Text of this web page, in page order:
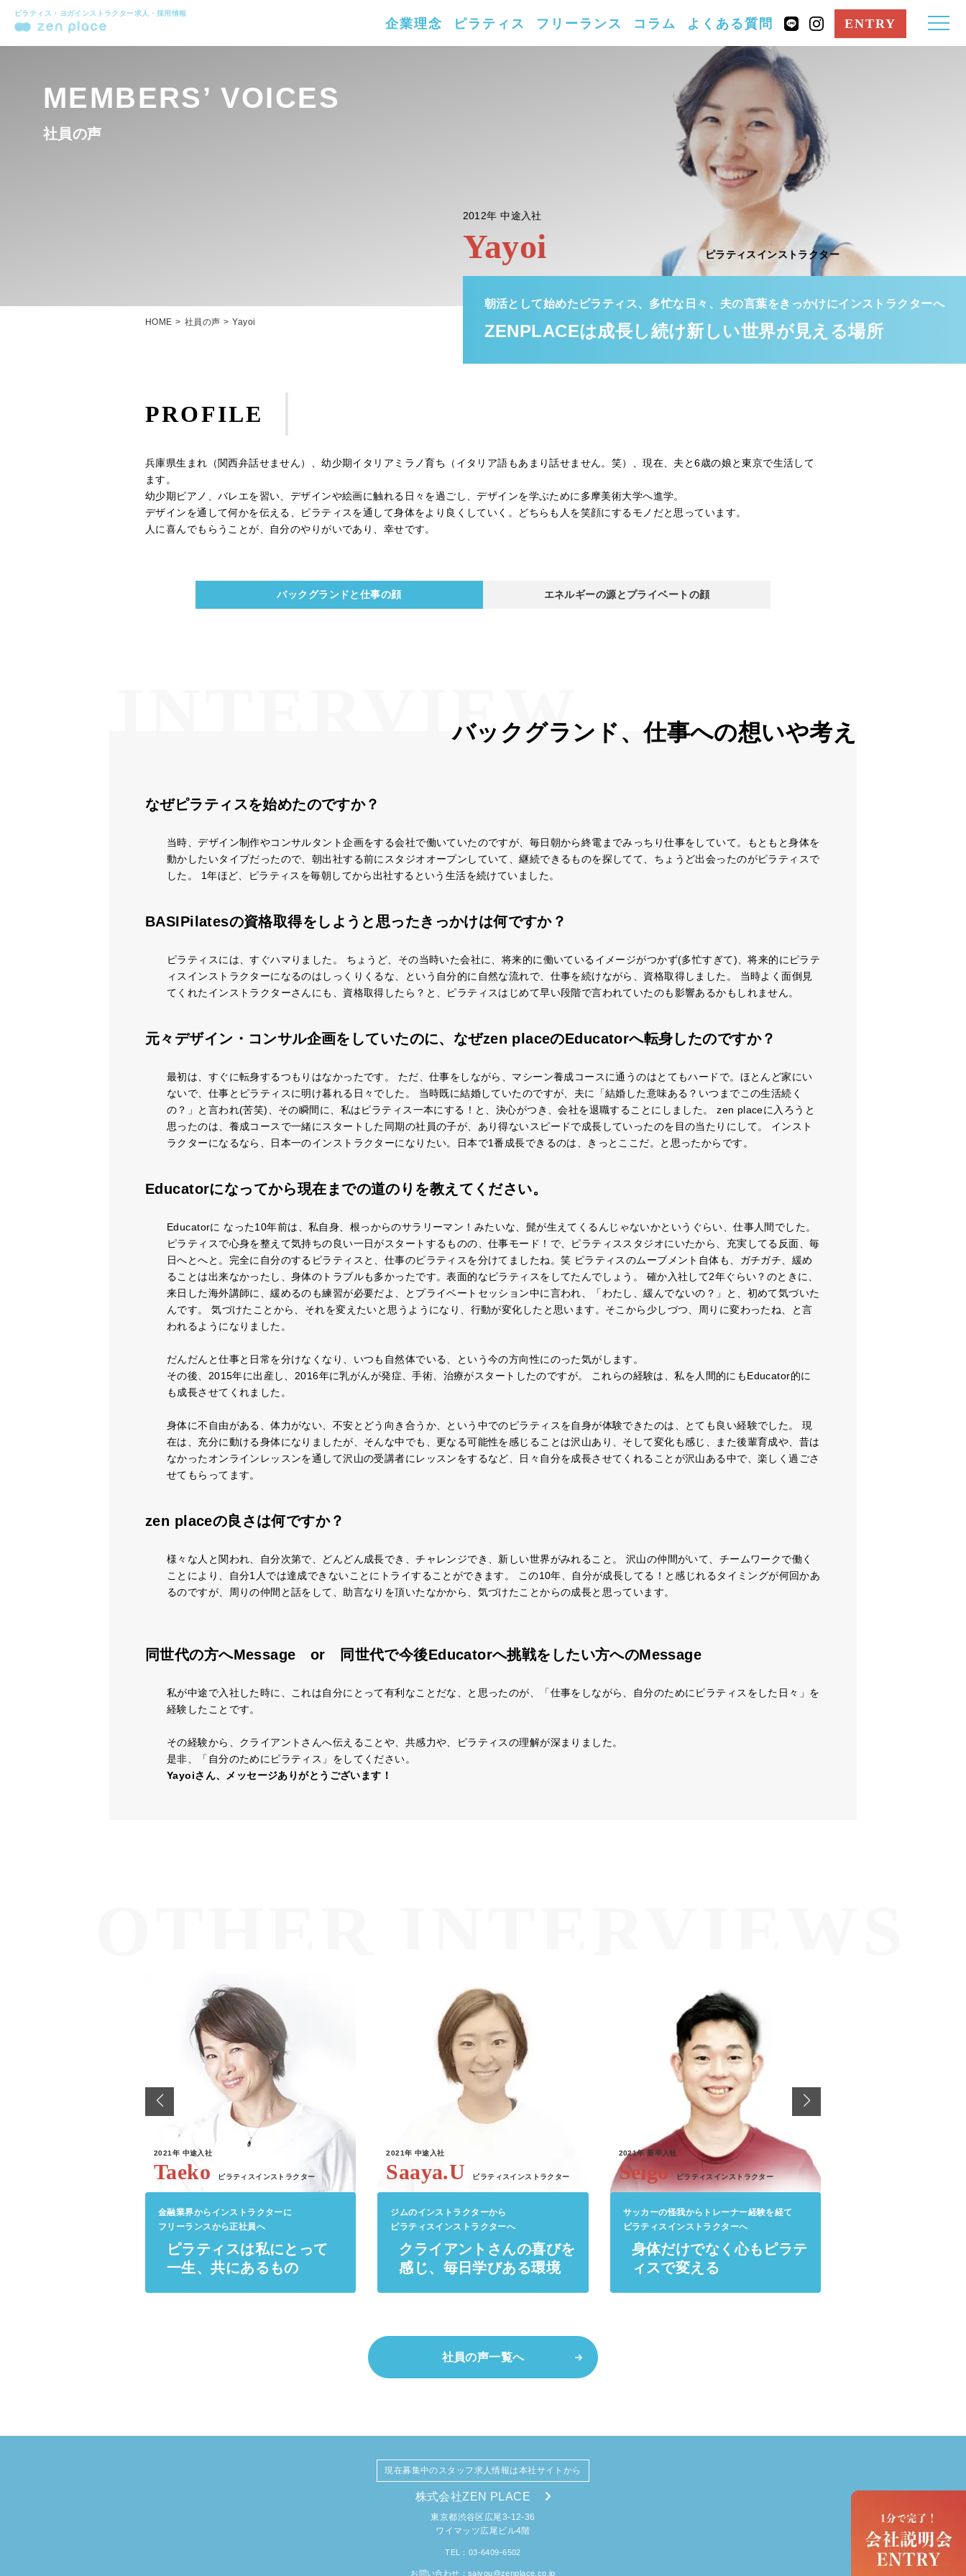
ピラティス・ヨガインストラクター求人・採用情報
企業理念 ピラティス フリーランス コラム よくある質問 ENTRY
MEMBERS’ VOICES
社員の声
2012年 中途入社
Yayoi ピラティスインストラクター
朝活として始めたピラティス、多忙な日々、夫の言葉をきっかけにインストラクターへ
ZENPLACEは成長し続け新しい世界が見える場所
HOME 社員の声 Yayoi
PROFILE
兵庫県生まれ（関西弁話せません）、幼少期イタリアミラノ育ち（イタリア語もあまり話せません。笑）、現在、夫と6歳の娘と東京で生活して
ます。
幼少期ピアノ、バレエを習い、デザインや絵画に触れる日々を過ごし、デザインを学ぶために多摩美術大学へ進学。
デザインを通して何かを伝える、ピラティスを通して身体をより良くしていく。どちらも人を笑顔にするモノだと思っています。
人に喜んでもらうことが、自分のやりがいであり、幸せです。
バックグランドと仕事の顔 エネルギーの源とプライベートの顔
なぜピラティスを始めたのですか？
当時、デザイン制作やコンサルタント企画をする会社で働いていたのですが、毎日朝から終電までみっちり仕事をしていて。もともと身体を
動かしたいタイプだったので、朝出社する前にスタジオオープンしていて、継続できるものを探してて、ちょうど出会ったのがピラティスで
した。 1年ほど、ピラティスを毎朝してから出社するという生活を続けていました。
BASIPilatesの資格取得をしようと思ったきっかけは何ですか？
ピラティスには、すぐハマりました。 ちょうど、その当時いた会社に、将来的に働いているイメージがつかず(多忙すぎて)、将来的にピラテ
ィスインストラクターになるのはしっくりくるな、という自分的に自然な流れで、仕事を続けながら、資格取得しました。 当時よく面倒見
てくれたインストラクターさんにも、資格取得したら？と、ピラティスはじめて早い段階で言われていたのも影響あるかもしれません。
元々デザイン・コンサル企画をしていたのに、なぜzen placeのEducatorへ転身したのですか？
最初は、すぐに転身するつもりはなかったです。 ただ、仕事をしながら、マシーン養成コースに通うのはとてもハードで。ほとんど家にい
ないで、仕事とピラティスに明け暮れる日々でした。 当時既に結婚していたのですが、夫に「結婚した意味ある？いつまでこの生活続く
の？」と言われ(苦笑)、その瞬間に、私はピラティス一本にする！と、決心がつき、会社を退職することにしました。 zen placeに入ろうと
思ったのは、養成コースで一緒にスタートした同期の社員の子が、あり得ないスピードで成長していったのを目の当たりにして。 インスト
ラクターになるなら、日本一のインストラクターになりたい。日本で1番成長できるのは、きっとここだ。と思ったからです。
Educatorになってから現在までの道のりを教えてください。
Educatorに なった10年前は、私自身、根っからのサラリーマン！みたいな、髭が生えてくるんじゃないかというぐらい、仕事人間でした。
ピラティスで心身を整えて気持ちの良い一日がスタートするものの、仕事モード！で、ピラティススタジオにいたから、充実してる反面、毎
日へとへと。完全に自分のするピラティスと、仕事のピラティスを分けてましたね。笑 ピラティスのムーブメント自体も、ガチガチ、緩め
ることは出来なかったし、身体のトラブルも多かったです。表面的なピラティスをしてたんでしょう。 確か入社して2年ぐらい？のときに、
来日した海外講師に、緩めるのも練習が必要だよ、とプライベートセッション中に言われ、「わたし、緩んでないの？」と、初めて気づいた
んです。 気づけたことから、それを変えたいと思うようになり、行動が変化したと思います。そこから少しづつ、周りに変わったね、と言
われるようになりました。
だんだんと仕事と日常を分けなくなり、いつも自然体でいる、という今の方向性にのった気がします。
その後、2015年に出産し、2016年に乳がんが発症、手術、治療がスタートしたのですが。 これらの経験は、私を人間的にもEducator的に
も成長させてくれました。
身体に不自由がある、体力がない、不安とどう向き合うか、という中でのピラティスを自身が体験できたのは、とても良い経験でした。 現
在は、充分に動ける身体になりましたが、そんな中でも、更なる可能性を感じることは沢山あり、そして変化も感じ、また後輩育成や、昔は
なかったオンラインレッスンを通して沢山の受講者にレッスンをするなど、日々自分を成長させてくれることが沢山ある中で、楽しく過ごさ
せてもらってます。
zen placeの良さは何ですか？
様々な人と関われ、自分次第で、どんどん成長でき、チャレンジでき、新しい世界がみれること。 沢山の仲間がいて、チームワークで働く
ことにより、自分1人では達成できないことにトライすることができます。 この10年、自分が成長してる！と感じれるタイミングが何回かあ
るのですが、周りの仲間と話をして、助言なりを頂いたなかから、気づけたことからの成長と思っています。
同世代の方へMessage or 同世代で今後Educatorへ挑戦をしたい方へのMessage
私が中途で入社した時に、これは自分にとって有利なことだな、と思ったのが、「仕事をしながら、自分のためにピラティスをした日々」を
経験したことです。
その経験から、クライアントさんへ伝えることや、共感力や、ピラティスの理解が深まりました。
是非、「自分のためにピラティス」をしてください。
Yayoiさん、メッセージありがとうございます！
2021年 中途入社
Taeko ピラティスインストラクター
金融業界からインストラクターに
フリーランスから正社員へ
ピラティスは私にとって
一生、共にあるもの
2021年 中途入社
Saaya.U ピラティスインストラクター
ジムのインストラクターから
ピラティスインストラクターへ
クライアントさんの喜びを
感じ、毎日学びある環境
2021年 新卒入社
Seigo ピラティスインストラクター
サッカーの怪我からトレーナー経験を経て
ピラティスインストラクターへ
身体だけでなく心もピラテ
ィスで変える
社員の声一覧へ
現在募集中のスタッフ求人情報は本社サイトから
株式会社ZEN PLACE
東京都渋谷区広尾3-12-36
ワイマッツ広尾ビル4階
TEL：03-6409-6502
お問い合わせ：saiyou@zenplace.co.jp